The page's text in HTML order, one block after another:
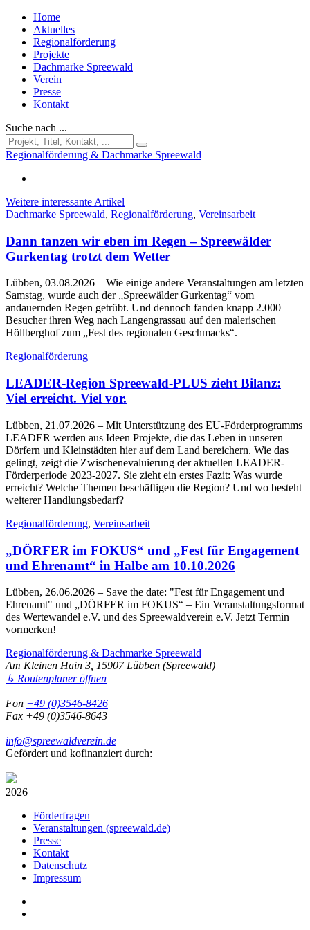
Home
Aktuelles
Regionalförderung
Projekte
Dachmarke Spreewald
Verein
Presse
Kontakt
Suche nach ...
Regionalförderung & Dachmarke Spreewald
Weitere interessante Artikel
Dachmarke Spreewald, Regionalförderung, Vereinsarbeit
Dann tanzen wir eben im Regen – Spreewälder
Gurkentag trotzt dem Wetter
Lübben, 03.08.2026 – Wie einige andere Veranstaltungen am letzten
Samstag, wurde auch der „Spreewälder Gurkentag“ vom
andauernden Regen getrübt. Und dennoch fanden knapp 2.000
Besucher ihren Weg nach Langengrassau auf den malerischen
Höllberghof zum „Fest des regionalen Geschmacks“.
Regionalförderung
LEADER-Region Spreewald-PLUS zieht Bilanz:
Viel erreicht. Viel vor.
Lübben, 21.07.2026 – Mit Unterstützung des EU-Förderprogramms
LEADER werden aus Ideen Projekte, die das Leben in unseren
Dörfern und Kleinstädten hier auf dem Land bereichern. Wie das
gelingt, zeigt die Zwischenevaluierung der aktuellen LEADER-
Förderperiode 2023-2027. Sie zieht ein erstes Fazit: Was wurde
erreicht? Welche Themen beschäftigen die Region? Und wo besteht
weiterer Handlungsbedarf?
Regionalförderung, Vereinsarbeit
„DÖRFER im FOKUS“ und „Fest für Engagement
und Ehrenamt“ in Halbe am 10.10.2026
Lübben, 26.06.2026 – Save the date: "Fest für Engagement und
Ehrenamt" und „DÖRFER im FOKUS“ – Ein Veranstaltungsformat
des Wertewandel e.V. und des Spreewaldverein e.V. Jetzt Termin
vormerken!
Regionalförderung & Dachmarke Spreewald
Am Kleinen Hain 3, 15907 Lübben (Spreewald)
↳ Routenplaner öffnen
Fon +49 (0)3546-8426
Fax +49 (0)3546-8643
info@spreewaldverein.de
Gefördert und kofinanziert durch:
2026
Förderfragen
Veranstaltungen (spreewald.de)
Presse
Kontakt
Datenschutz
Impressum